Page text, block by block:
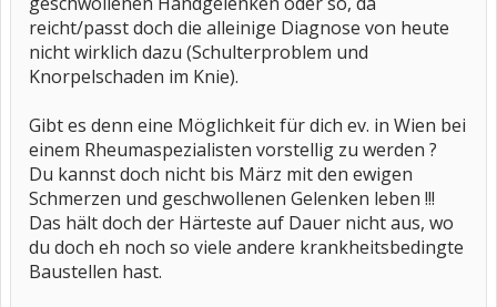
reicht/passt doch die alleinige Diagnose von heute
nicht wirklich dazu (Schulterproblem und
Knorpelschaden im Knie).
Gibt es denn eine Möglichkeit für dich ev. in Wien bei
einem Rheumaspezialisten vorstellig zu werden ?
Du kannst doch nicht bis März mit den ewigen
Schmerzen und geschwollenen Gelenken leben !!!
Das hält doch der Härteste auf Dauer nicht aus, wo
du doch eh noch so viele andere krankheitsbedingte
Baustellen hast.